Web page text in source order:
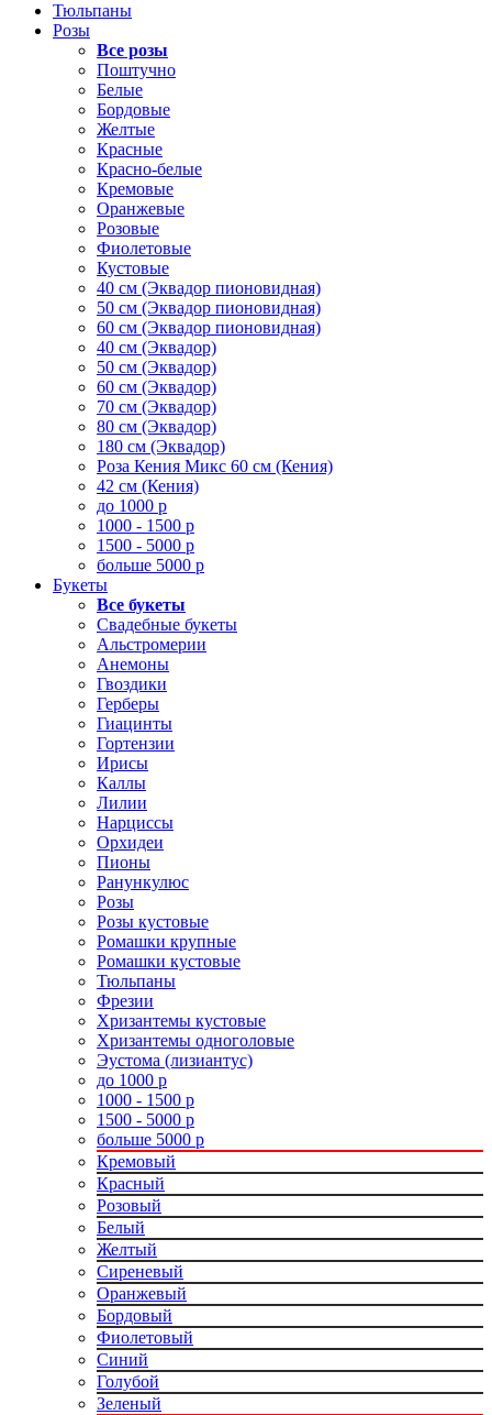
Тюльпаны
Розы
Все розы
Поштучно
Белые
Бордовые
Желтые
Красные
Красно-белые
Кремовые
Оранжевые
Розовые
Фиолетовые
Кустовые
40 см (Эквадор пионовидная)
50 см (Эквадор пионовидная)
60 см (Эквадор пионовидная)
40 см (Эквадор)
50 см (Эквадор)
60 см (Эквадор)
70 см (Эквадор)
80 см (Эквадор)
180 см (Эквадор)
Роза Кения Микс 60 см (Кения)
42 см (Кения)
до 1000 р
1000 - 1500 р
1500 - 5000 р
больше 5000 р
Букеты
Все букеты
Свадебные букеты
Альстромерии
Анемоны
Гвоздики
Герберы
Гиацинты
Гортензии
Ирисы
Каллы
Лилии
Нарциссы
Орхидеи
Пионы
Ранункулюс
Розы
Розы кустовые
Ромашки крупные
Ромашки кустовые
Тюльпаны
Фрезии
Хризантемы кустовые
Хризантемы одноголовые
Эустома (лизиантус)
до 1000 р
1000 - 1500 р
1500 - 5000 р
больше 5000 р
Кремовый
Красный
Розовый
Белый
Желтый
Сиреневый
Оранжевый
Бордовый
Фиолетовый
Синий
Голубой
Зеленый